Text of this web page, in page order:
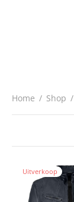
Home / Shop /
Uitverkoop